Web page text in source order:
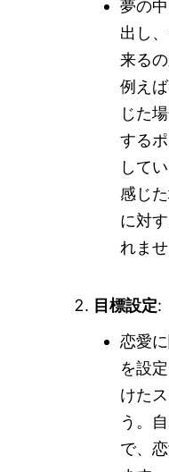
夢の
出し
来る
例え
じた
する
して
感じ
に対
れませ
目標設定:
恋愛
を設
けた
う。
で、